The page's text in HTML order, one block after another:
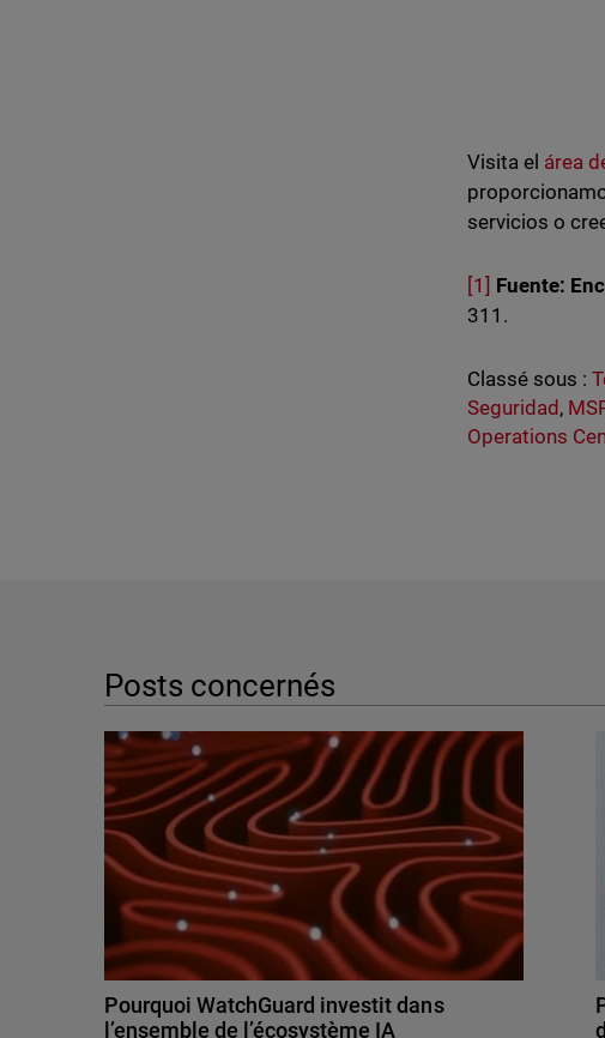
Visita el área
servicios o
[1] Fuente:
311.
Classé sous :
Seguridad,
Operations
Posts concernés
Pourquoi WatchGuard investit dans
l’ensemble de l’écosystème IA